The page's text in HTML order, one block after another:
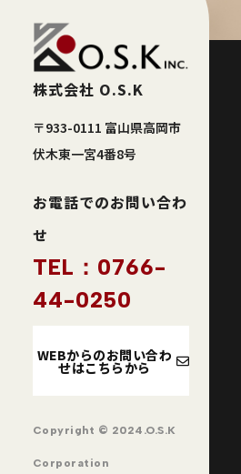
株式会社 O.S.K
〒933-0111 富山県高岡市
伏木東一宮4番8号
お電話でのお問い合わ
せ
TEL：0766-
44-0250
WEBからのお問い合わ
せはこちらから
Copyright © 2024.O.S.K
Corporation